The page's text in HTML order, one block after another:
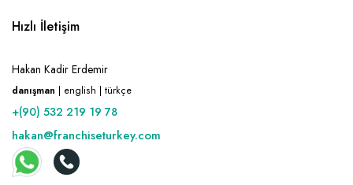
Hızlı İletişim
Hakan Kadir Erdemir
danışman | english | türkçe
+(90) 532 219 19 78
hakan@franchiseturkey.com